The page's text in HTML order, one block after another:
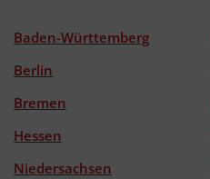
Baden-Württemberg
Berlin
Bremen
Hessen
Niedersachsen